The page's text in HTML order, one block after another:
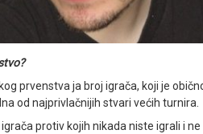
prvenstva ja broj igrača, koji je
od najprivlačnijih stvari većih turnira.
protiv kojih nikada niste igrali i